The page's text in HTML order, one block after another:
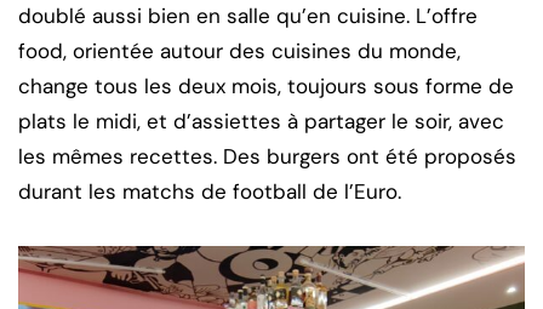
doublé aussi bien en salle qu’en cuisine. L’offre
food, orientée autour des cuisines du monde,
change tous les deux mois, toujours sous forme de
plats le midi, et d’assiettes à partager le soir, avec
les mêmes recettes. Des burgers ont été proposés
durant les matchs de football de l’Euro.